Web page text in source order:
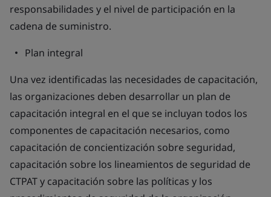
responsabilidades y el nivel de participación en la
cadena de suministro.
Plan integral
Una vez identificadas las necesidades de capacitación,
las organizaciones deben desarrollar un plan de
capacitación integral en el que se incluyan todos los
componentes de capacitación necesarios, como
capacitación de concientización sobre seguridad,
capacitación sobre los lineamientos de seguridad de
CTPAT y capacitación sobre las políticas y los